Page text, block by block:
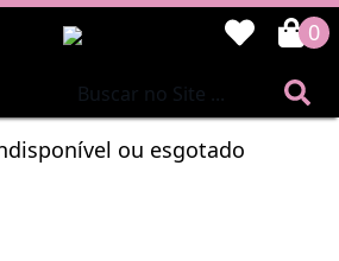
0
ou esgotado